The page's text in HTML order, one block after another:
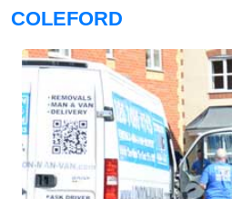
COLEFORD